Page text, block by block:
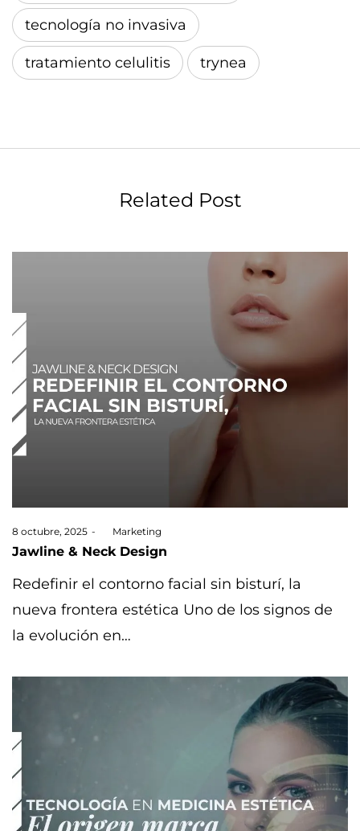
tecnología no invasiva
tratamiento celulitis trynea
Related Post
Posted
on
8 octubre, 2025 Marketing
Jawline & Neck Design
Redefinir el contorno facial sin bisturí, la
nueva frontera estética Uno de los signos de
la evolución en…